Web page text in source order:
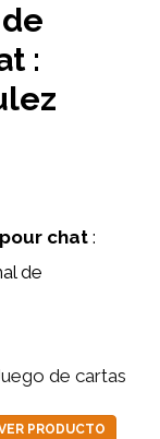
:
chat :
de
de cartas
PRODUCTO